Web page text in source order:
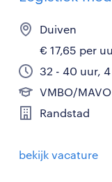
Duiven
€ 17,65 per
32 - 40 uur,
VMBO/MAVO
Randstad
bekijk vacature